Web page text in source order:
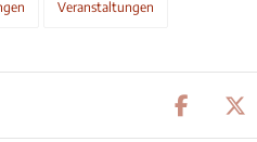
Veranstaltungen